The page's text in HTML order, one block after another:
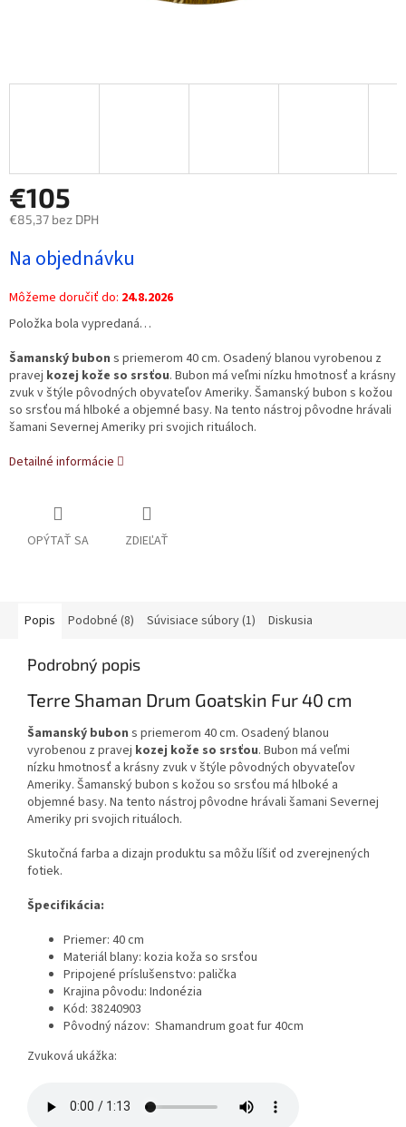
€105
€85,37 bez DPH
cena:
Na objednávku
Môžeme doručiť do: 24.8.2026
Položka bola vypredaná…
Šamanský bubon s priemerom 40 cm. Osadený blanou vyrobenou z
pravej kozej kože so srsťou. Bubon má veľmi nízku hmotnosť a krásny
zvuk v štýle pôvodných obyvateľov Ameriky. Šamanský bubon s kožou
so srsťou má hlboké a objemné basy. Na tento nástroj pôvodne hrávali
šamani Severnej Ameriky pri svojich rituáloch.
Detailné informácie
OPÝTAŤ SA ZDIEĽAŤ
Popis Podobné (8) Súvisiace súbory (1) Diskusia
Podrobný popis
Terre Shaman Drum Goatskin Fur 40 cm
Šamanský bubon s priemerom 40 cm. Osadený blanou
vyrobenou z pravej kozej kože so srsťou. Bubon má veľmi
nízku hmotnosť a krásny zvuk v štýle pôvodných obyvateľov
Ameriky. Šamanský bubon s kožou so srsťou má hlboké a
objemné basy. Na tento nástroj pôvodne hrávali šamani Severnej
Ameriky pri svojich rituáloch.
Skutočná farba a dizajn produktu sa môžu líšiť od zverejnených
fotiek.
Špecifikácia:
Priemer: 40 cm
Materiál blany: kozia koža so srsťou
Pripojené príslušenstvo: palička
Krajina pôvodu: Indonézia
Kód: 38240903
Pôvodný názov: Shamandrum goat fur 40cm
Zvuková ukážka: